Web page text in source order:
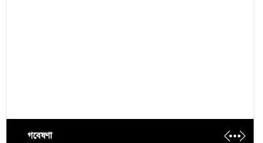
গবেষণা